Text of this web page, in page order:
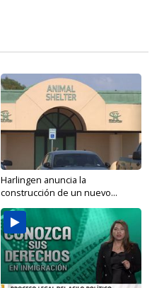
Harlingen anuncia la
construcción de un nuevo...